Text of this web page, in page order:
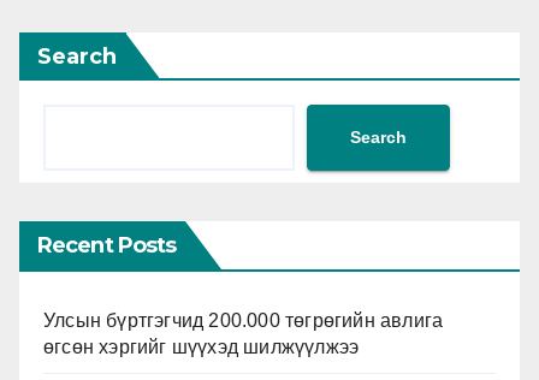
Search
Search
Recent Posts
Улсын бүртгэгчид 200.000 төгрөгийн авлига
өгсөн хэргийг шүүхэд шилжүүлжээ